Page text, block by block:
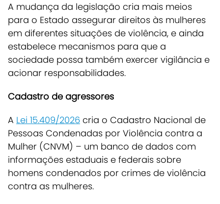
A mudança da legislação cria mais meios
para o Estado assegurar direitos às mulheres
em diferentes situações de violência, e ainda
estabelece mecanismos para que a
sociedade possa também exercer vigilância e
acionar responsabilidades.
Cadastro de agressores
A Lei 15.409/2026 cria o Cadastro Nacional de
Pessoas Condenadas por Violência contra a
Mulher (CNVM) – um banco de dados com
informações estaduais e federais sobre
homens condenados por crimes de violência
contra as mulheres.